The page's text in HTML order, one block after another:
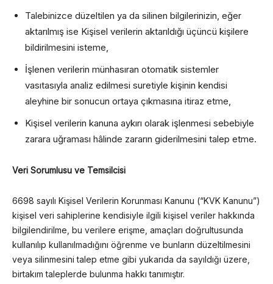
Talebinizce düzeltilen ya da silinen bilgilerinizin, eğer
aktarılmış ise Kişisel verilerin aktarıldığı üçüncü kişilere
bildirilmesini isteme,
İşlenen verilerin münhasıran otomatik sistemler
vasıtasıyla analiz edilmesi suretiyle kişinin kendisi
aleyhine bir sonucun ortaya çıkmasına itiraz etme,
Kişisel verilerin kanuna aykırı olarak işlenmesi sebebiyle
zarara uğraması hâlinde zararın giderilmesini talep etme.
Veri Sorumlusu ve Temsilcisi
6698 sayılı Kişisel Verilerin Korunması Kanunu (“KVK Kanunu”)
kişisel veri sahiplerine kendisiyle ilgili kişisel veriler hakkında
bilgilendirilme, bu verilere erişme, amaçları doğrultusunda
kullanılıp kullanılmadığını öğrenme ve bunların düzeltilmesini
veya silinmesini talep etme gibi yukarıda da sayıldığı üzere,
birtakım taleplerde bulunma hakkı tanımıştır.